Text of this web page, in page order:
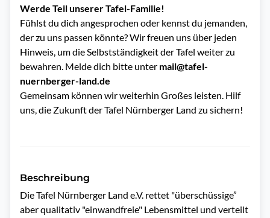
Werde Teil unserer Tafel-Familie!
Fühlst du dich angesprochen oder kennst du jemanden,
der zu uns passen könnte? Wir freuen uns über jeden
Hinweis, um die Selbstständigkeit der Tafel weiter zu
bewahren. Melde dich bitte unter mail@tafel-
nuernberger-land.de
Gemeinsam können wir weiterhin Großes leisten. Hilf
uns, die Zukunft der Tafel Nürnberger Land zu sichern!
Beschreibung
Die Tafel Nürnberger Land e.V. rettet "überschüssige”
aber qualitativ "einwandfreie" Lebensmittel und verteilt